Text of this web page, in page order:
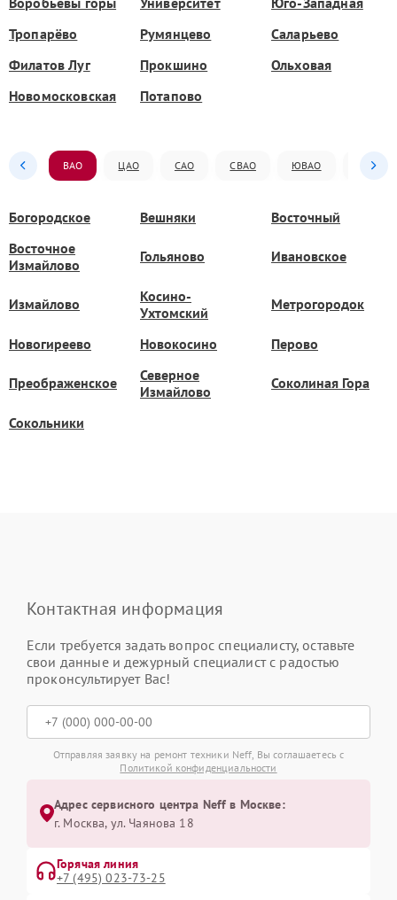
Тропарёво
Румянцево
Саларьево
Филатов Луг
Прокшино
Ольховая
Новомосковская
Потапово
ВАО ЦАО САО СВАО ЮВАО ЮАО
Богородское Вешняки
Восточный
Восточное
Измайлово
Гольяново Ивановское
Измайлово
Косино-
Ухтомский
Метрогородок
Новогиреево Новокосино Перово
Преображенское
Северное
Измайлово
Соколиная Гора
Сокольники
Контактная информация
Если требуется задать вопрос специалисту, оставьте
свои данные и дежурный специалист с радостью
проконсультирует Вас!
Отправляя заявку на ремонт техники Neff, Вы соглашаетесь с
Политикой конфиденциальности
Адрес сервисного центра Neff в Москве:
г. Москва, ул. Чаянова 18
Горячая линия
+7 (495) 023-73-25